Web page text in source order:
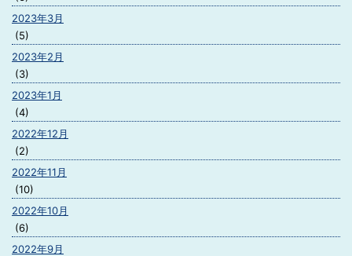
2023年3月
(5)
2023年2月
(3)
2023年1月
(4)
2022年12月
(2)
2022年11月
(10)
2022年10月
(6)
2022年9月